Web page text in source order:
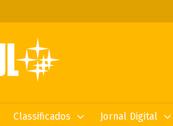
Classificados Jornal Digital